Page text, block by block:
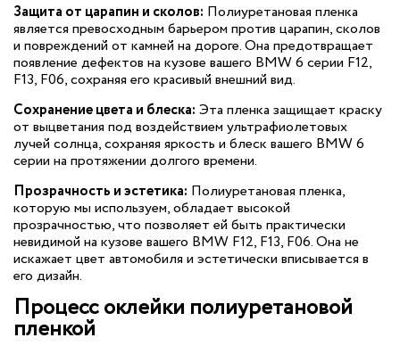
Защита от царапин и сколов: Полиуретановая пленка
является превосходным барьером против царапин, сколов
и повреждений от камней на дороге. Она предотвращает
появление дефектов на кузове вашего BMW 6 серии F12,
F13, F06, сохраняя его красивый внешний вид.
Сохранение цвета и блеска: Эта пленка защищает краску
от выцветания под воздействием ультрафиолетовых
лучей солнца, сохраняя яркость и блеск вашего BMW 6
серии на протяжении долгого времени.
Прозрачность и эстетика: Полиуретановая пленка,
которую мы используем, обладает высокой
прозрачностью, что позволяет ей быть практически
невидимой на кузове вашего BMW F12, F13, F06. Она не
искажает цвет автомобиля и эстетически вписывается в
его дизайн.
Процесс оклейки полиуретановой
пленкой